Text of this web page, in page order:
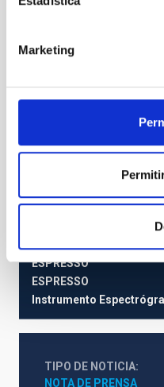
Marketing
ESPRESSO
ESPRESSO
Instrumento
TIPO DE NOTICIA
NOTA DE PRENSA